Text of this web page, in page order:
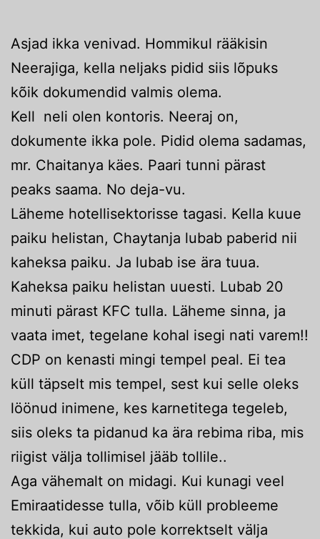
Asjad ikka venivad. Hommikul rääkisin
Neerajiga, kella neljaks pidid siis lõpuks
kõik dokumendid valmis olema.
Kell neli olen kontoris. Neeraj on,
dokumente ikka pole. Pidid olema sadamas,
mr. Chaitanya käes. Paari tunni pärast
peaks saama. No deja-vu.
Läheme hotellisektorisse tagasi. Kella kuue
paiku helistan, Chaytanja lubab paberid nii
kaheksa paiku. Ja lubab ise ära tuua.
Kaheksa paiku helistan uuesti. Lubab 20
minuti pärast KFC tulla. Läheme sinna, ja
vaata imet, tegelane kohal isegi nati varem!!
CDP on kenasti mingi tempel peal. Ei tea
küll täpselt mis tempel, sest kui selle oleks
löönud inimene, kes karnetitega tegeleb,
siis oleks ta pidanud ka ära rebima riba, mis
riigist välja tollimisel jääb tollile..
Aga vähemalt on midagi. Kui kunagi veel
Emiraatidesse tulla, võib küll probleeme
tekkida, kui auto pole korrektselt välja